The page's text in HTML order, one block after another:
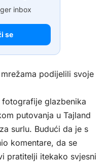
inbox
se
podijelili svoje
fotografije glazbenika
putovanja u Tajland
surlu. Budući da je s
komentare, da se
pratitelji itekako svjesni